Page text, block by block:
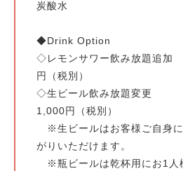
炭酸水
◆Drink Option
◇レモンサワー飲み放題追
円（税別）
◇生ビール飲み放題変
1,000円（税別）
※生ビールはお客様ご自身に
がりいただけます。
※瓶ビールは乾杯用にお1人